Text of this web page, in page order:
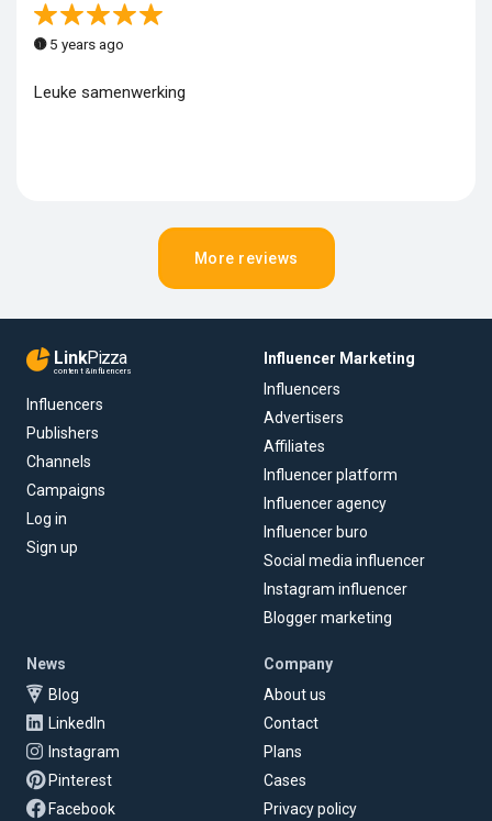
5 years ago
Leuke samenwerking
More reviews
LinkPizza
content & influencers
Influencers
Publishers
Channels
Campaigns
Log in
Sign up
Influencer Marketing
Influencers
Advertisers
Affiliates
Influencer platform
Influencer agency
Influencer buro
Social media influencer
Instagram influencer
Blogger marketing
News
Blog
LinkedIn
Instagram
Pinterest
Facebook
Company
About us
Contact
Plans
Cases
Privacy policy